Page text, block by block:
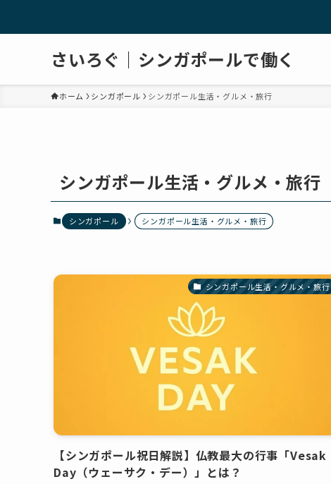
さいろぐ｜シンガポールで働く
ホーム シンガポール シンガポール生活・グルメ・旅行
シンガポール生活・グルメ・旅行
シンガポール シンガポール生活・グルメ・旅行
シンガポール生活・グルメ・旅行
【シンガポール祝日解説】仏教最大の行事「Vesak
Day（ウェーサク・デー）」とは？